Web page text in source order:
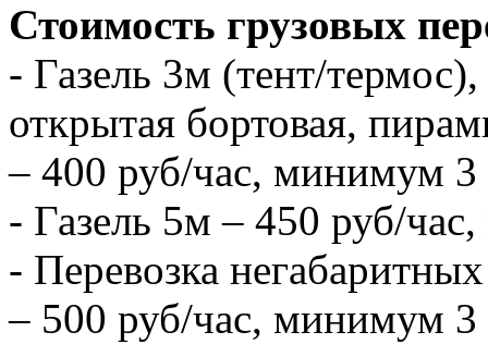
Стоимость грузовых
- Газель 3м (тент/
открытая бортовая,
– 400 руб/час, минимум 3
- Газель 5м – 450 руб/
- Перевозка
– 500 руб/час, минимум 3